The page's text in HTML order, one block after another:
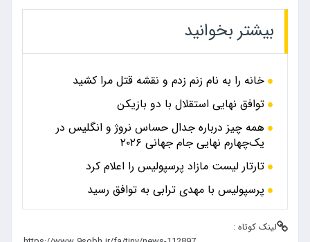
بیشتر بخوانید
خانه را به نام زنم زدم و نقشه قتل مرا کشید
توافق نهایی استقلال با دو بازیکن
همه چیز درباره جدال حساس نروژ و انگلیس در
یک‌چهارم نهایی جام جهانی ۲۰۲۶
تارتار لیست مازاد پرسپولیس را اعلام کرد
پرسپولیس با مهدی ترابی به توافق رسید
لینک کوتاه :